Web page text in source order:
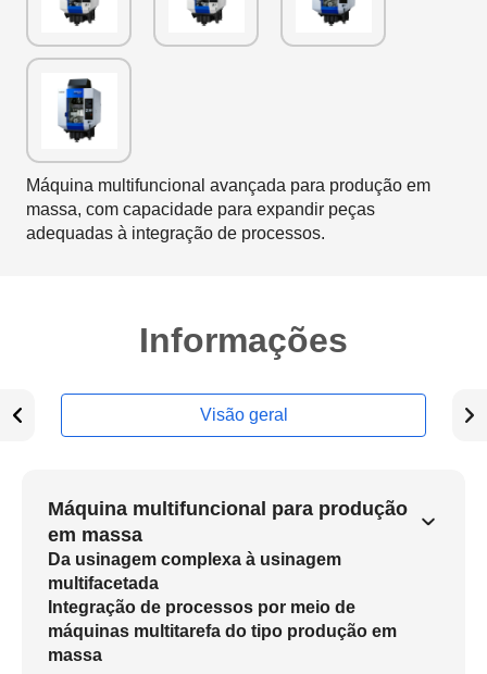
Máquina multifuncional avançada para produção em
massa, com capacidade para expandir peças
adequadas à integração de processos.
Informações
Visão geral
Máquina multifuncional para produção
em massa
Da usinagem complexa à usinagem
multifacetada
Integração de processos por meio de
máquinas multitarefa do tipo produção em
massa